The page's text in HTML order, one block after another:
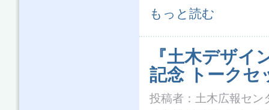
「地域循環共生圏」の実現に向け
もっと読む
『土木デザイ
記念 トークセ
投稿者： 土木広報セン